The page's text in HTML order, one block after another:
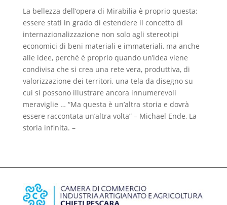
La bellezza dell’opera di Mirabilia è proprio questa:
essere stati in grado di estendere il concetto di
internazionalizzazione non solo agli stereotipi
economici di beni materiali e immateriali, ma anche
alle idee, perché è proprio quando un’idea viene
condivisa che si crea una rete vera, produttiva, di
valorizzazione dei territori, una tela da disegno su
cui si possono illustrare ancora innumerevoli
meraviglie … “Ma questa è un’altra storia e dovrà
essere raccontata un’altra volta” – Michael Ende, La
storia infinita. –